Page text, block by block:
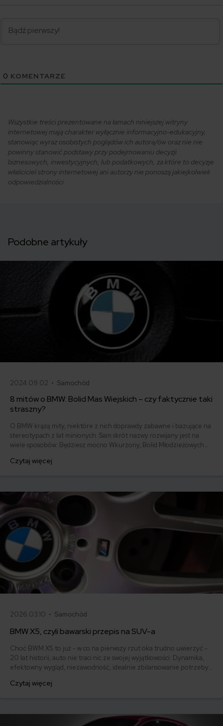
0 KOMENTARZE
Wszystkie treści prezentowane na łamach niniejszej witryny
internetowej mają charakter wyłącznie informacyjno-edukacyjny,
stanowiąc wyraz osobistych poglądów ich autora/ów oraz nie nie
powinny stanowić podstawy przy podejmowaniu decyzji
biznesowych, inwestycyjnych, lub podatkowych, za które to decyzje
właściciel strony internetowej ani autorzy nie ponoszą jakiejkolwiek
odpowiedzialności.
Podobne artykuły
2024.09.02 • Samochód
8 mitów o BMW: Bolid Mas Wiejskich – czy faktycznie taki
straszny?
O BMW krążą mity, niektóre z nich doprawdy zabawne i bazujące na
stereotypach z lat minionych. Sam skrót nazwy rozwijany jest na
wiele sposobów: Będziesz mocno Wkurzony, Bolid Młodzieżowych
Czytaj więcej
2026.03.10 • Samochód
BMW X5, czyli bawarski przepis na SUV-a
Choć BWM X5 to już - w co na pierwszy rzut oka trudno uwierzyć -
20 lat historii, auto nie traci nic ze swojej wyjątkowości. Dynamika,
efektowny wygląd, niezawodność, idealnie zbilansowanie potrzeby
niesłabnący fenomen popularnej X5.
Czytaj więcej